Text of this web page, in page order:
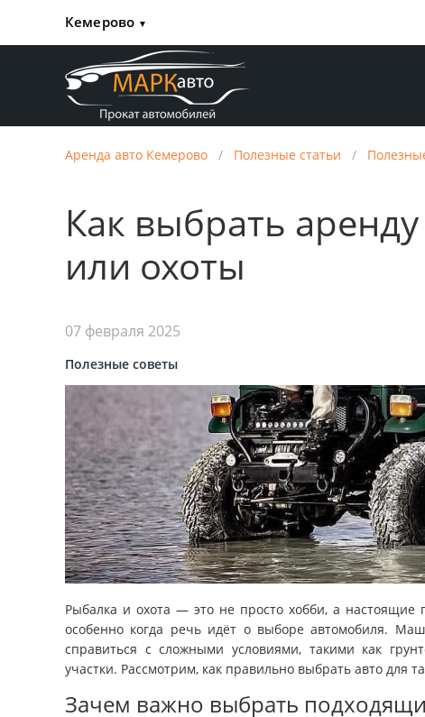
Кемерово ▼
Аренда авто Кемерово / Полезные статьи /
Как выбрать
или охоты
07 февраля 2025
Полезные советы
Рыбалка и охота — это не просто хобби, а настоящие
особенно когда речь идёт о выборе автомобиля.
справиться с сложными условиями, такими как
участки. Рассмотрим, как правильно выбрать авто для
Зачем важно выбрать